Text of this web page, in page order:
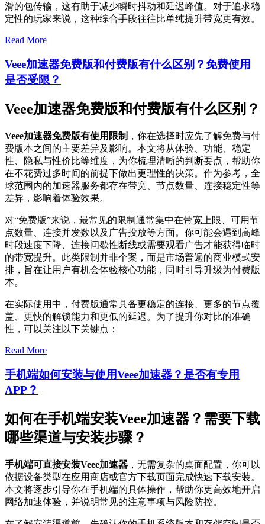
滑的包传输，这有助于减少瞬时抖动和延迟峰值。对于追求稳
定性的玩家来说，这种综合手段往往比单纯提升带宽更有效。
Read More
Veee加速器免费版和付费版有什么区别？免费使用
是否受限？
Veee加速器免费版和付费版有什么区别？
Veee加速器免费版有使用限制 ，你在选择时应先了解免费与付
费版本之间的主要差异及影响。本文将从体验、功能、稳定
性、隐私与性价比等维度，为你梳理清晰的判断要点，帮助你
在不花费过多时间的前提下做出更理性的决策。作为参考，全
球范围内的加速器服务都存在带宽、节点数量、连接稳定性等
差异，影响着体验效果。
对“免费版”来说，最常见的限制通常集中在带宽上限、可用节
点数量、连接并发数以及广告投放等方面。你可能会遇到高峰
时段速度下降、连接间歇性断线或需要观看广告才能获得临时
的带宽提升。此类限制并非个案，而是市场普遍的商业模式安
排，旨在让用户有机会体验核心功能，同时引导升级为付费版
本。
在实际使用中，付费版通常具备更稳定的连接、更多的节点覆
盖、更快的解锁能力和更低的延迟。为了提升你对比的准确
性，可以关注以下关键点：
Read More
手机端如何安装与使用Veee加速器？是否有专用
APP？
如何在手机端安装Veee加速器？需要下载
哪些渠道与安装步骤？
手机端可直接安装Veee加速器 ，无需复杂的桌面配置，你可以
依据设备类型在应用商店或官方下载页面完成快速下载安装。
本文将逐步引导你在手机端的具体操作，帮助你更高效地开启
网络加速体验，并说明常见的注意事项与风险防控。